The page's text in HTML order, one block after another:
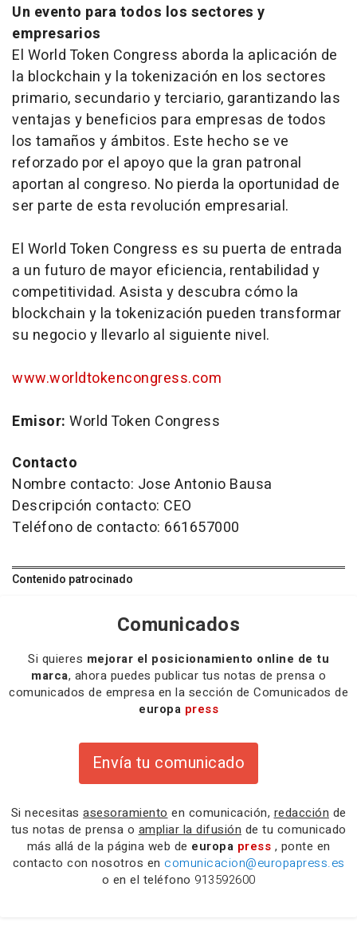
Un evento para todos los sectores y
empresarios
El World Token Congress aborda la aplicación de
la blockchain y la tokenización en los sectores
primario, secundario y terciario, garantizando las
ventajas y beneficios para empresas de todos
los tamaños y ámbitos. Este hecho se ve
reforzado por el apoyo que la gran patronal
aportan al congreso. No pierda la oportunidad de
ser parte de esta revolución empresarial.
El World Token Congress es su puerta de entrada
a un futuro de mayor eficiencia, rentabilidad y
competitividad. Asista y descubra cómo la
blockchain y la tokenización pueden transformar
su negocio y llevarlo al siguiente nivel.
www.worldtokencongress.com
Emisor: World Token Congress
Contacto
Nombre contacto: Jose Antonio Bausa
Descripción contacto: CEO
Teléfono de contacto: 661657000
Contenido patrocinado
Comunicados
Si quieres mejorar el posicionamiento online de tu
marca, ahora puedes publicar tus notas de prensa o
comunicados de empresa en la sección de Comunicados de
europa press
Envía tu comunicado
Si necesitas asesoramiento en comunicación, redacción de
tus notas de prensa o ampliar la difusión de tu comunicado
más allá de la página web de europa press , ponte en
contacto con nosotros en comunicacion@europapress.es
o en el teléfono 913592600